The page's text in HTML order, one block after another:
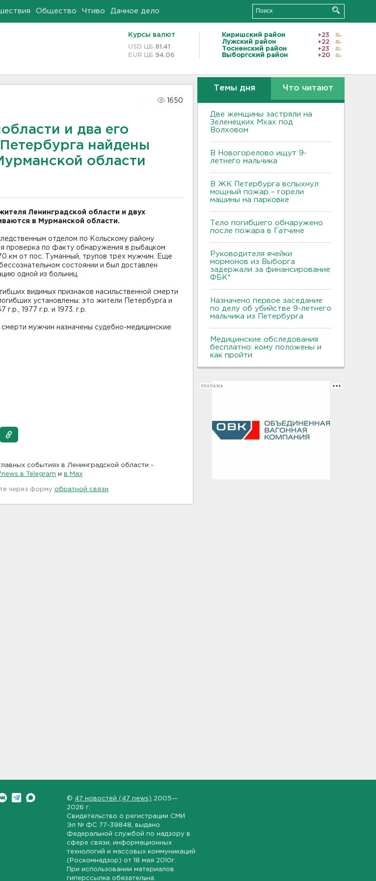
Общество Чтиво Дачное дело
Курсы валют
USD ЦБ 81.41
EUR ЦБ 94.06
Киришский район
+23
Лужский район
+22
Тосненский район
+23
Выборгский район
+20
1650
и два его
найдены
области
Ленинградской области и двух
в Мурманской области.
отделом по Кольскому району
проверка по факту обнаружения в рыбацком
км от пос. Туманный, трупов трех мужчин. Еще
состоянии и был доставлен
одной из больниц.
видимых признаков насильственной смерти
установлены: это жители Петербурга и
1977 г.р. и 1973. г.р.
мужчин назначены судебно-медицинские
событиях в Ленинградской области -
в Telegram и в Maх
через форму обратной связи
Темы дня Что читают
Две женщины застряли на
Зеленецких Мхах под
Волховом
В Новогорелово ищут 9-
летнего мальчика
В ЖК Петербурга вспыхнул
мощный пожар – горели
машины на парковке
Тело погибшего обнаружено
после пожара в Гатчине
Руководителя ячейки
мормонов из Выборга
задержали за финансирование
ФБК*
Назначено первое заседание
по делу об убийстве 9-летнего
мальчика из Петербурга
Медицинские обследования
бесплатно: кому положены и
как пройти
РЕКЛАМА
© 47 новостей (47 news) 2005—
2026 г.
Свидетельство о регистрации СМИ
Эл № ФС 77-39848 , выдано
Федеральной службой по надзору в
сфере связи, информационных
технологий и массовых коммуникаций
(Роскомнадзор) от 18 мая 2010г.
При использовании материалов
гиперссылка обязательна.